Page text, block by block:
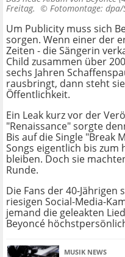
Freitag. © Fotomontage: dpa/
Um Publicity muss sich
sorgen. Wenn einer der
Zeiten - die Sängerin
Child zusammen über
sechs Jahren
rausbringt, dann steht
Öffentlichkeit.
Ein Leak kurz vor der
"Renaissance" sorgte
Bis auf die Single "Break
Songs eigentlich bis zum
bleiben. Doch sie
Runde.
Die Fans der 40-
riesigen Social-Media-
jemand die geleakten
Beyoncé
MUSIK NEWS